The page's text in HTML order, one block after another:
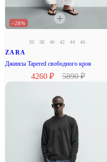
–28%
36 38 40 42 44 46
ZARA
Джинсы Tapered свободного кроя
4260 ₽ 5890 ₽